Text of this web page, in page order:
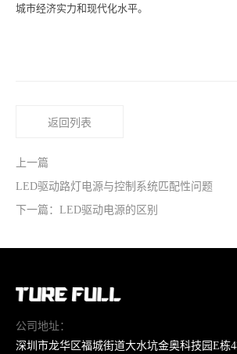
城市经济实力和现代化水平。
上一篇
LED驱动路灯电源与控制系统匹配性问题
下一篇：LED驱动电源的区别
返回列表
公司地址：
深圳市龙华区福城街道大水坑金奥科技园E栋